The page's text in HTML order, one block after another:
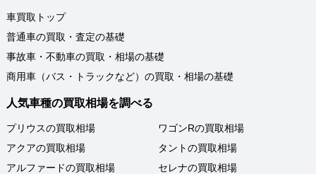
車買取トップ
普通車の買取・査定の基礎
事故車・不動車の買取・相場の基礎
商用車（バス・トラックなど）の買取・相場の基礎
人気車種の買取相場を調べる
プリウスの買取相場
アクアの買取相場
アルファードの買取相場
ワゴンRの買取相場
タントの買取相場
セレナの買取相場